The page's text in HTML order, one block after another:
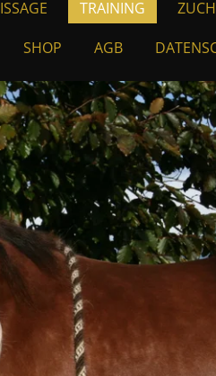
TRAINING
SHOP AGB